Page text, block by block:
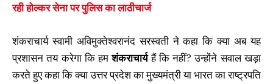
रही होल्कर सेना पर पुलिस का लाठीचार्ज
शंकराचार्य स्वामी अविमुक्तेश्वरानंद सरस्वती ने कहा कि क्या अब यह
प्रशासन तय करेगा कि हमशंकराचार्यहैं कि नहीं? उन्होंने सवाल खड़ा
करते हुए कहा कि क्या उत्तर प्रदेश का मुख्यमंत्री या भारत का राष्ट्रपति